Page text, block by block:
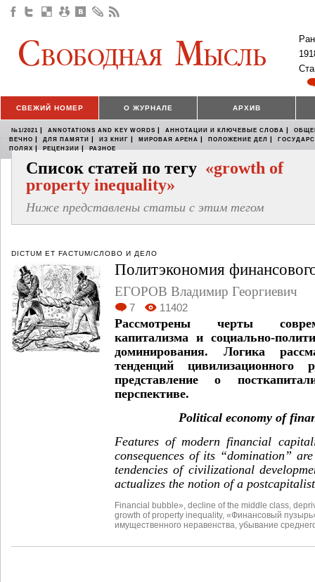
СВЕЖИЙ НОМЕР О ЖУРНАЛЕ АРХИВ
№1/2021 | ANNOTATIONS AND KEY WORDS | АННОТАЦИИ И КЛЮЧЕВЫЕ СЛОВА |
ВЕЧНО | ДЛЯ ПАМЯТИ | ИЗ КНИГ | МИРОВАЯ АРЕНА | ПОЛОЖЕНИЕ ДЕЛ |
ПОЛЯХ | РЕЦЕНЗИИ | РАЗНОЕ
Список статей по тегу «growth of
property inequality»
Ниже представлены статьи с этим тегом
DICTUM ET FACTUM/СЛОВО И ДЕЛО
Политэкономия
ЕГОРОВ Владимир Георгиевич
7 11402
Рассмотрены черты
капитализма и социально-
доминирования. Логика
тенденций цивилизационного
представление о
перспективе.
Political economy of
Features of modern financial
consequences of its “domination”
tendencies of civilizational
actualizes the notion of a
Financial bubble» decline of the middle class
growth of property inequality, «Финансовый
имущественного неравенства убывание